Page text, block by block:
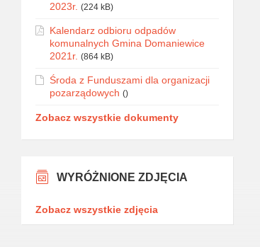
2023r. (224 kB)
Kalendarz odbioru odpadów
komunalnych Gmina Domaniewice
2021r. (864 kB)
Środa z Funduszami dla organizacji
pozarządowych ()
Zobacz wszystkie dokumenty
WYRÓŻNIONE ZDJĘCIA
Zobacz wszystkie zdjęcia